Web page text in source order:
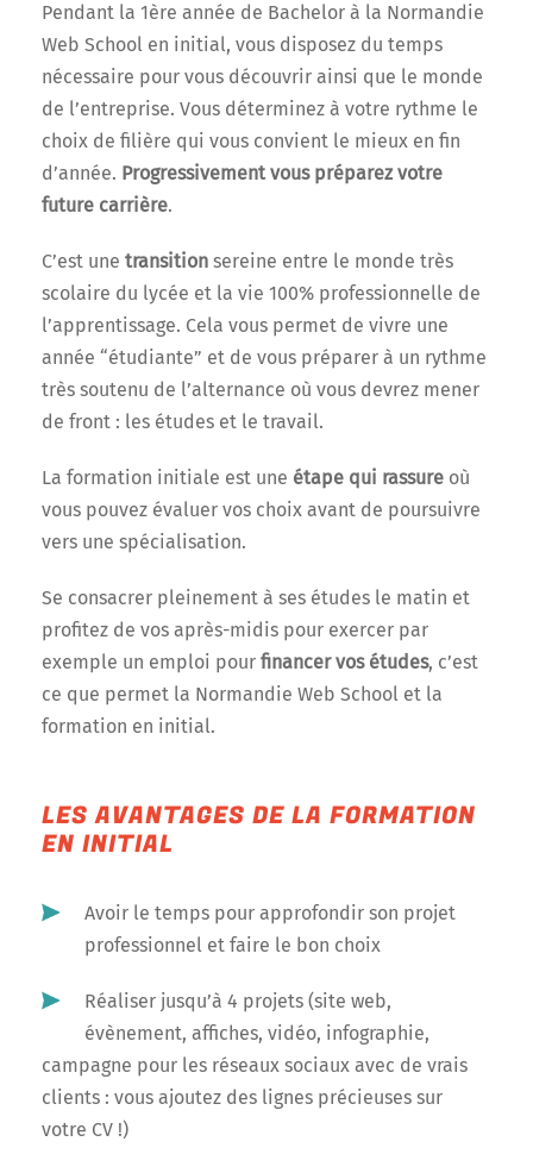
Pendant la 1ère année de Bachelor à la Normandie
Web School en initial, vous disposez du temps
nécessaire pour vous découvrir ainsi que le monde
de l’entreprise. Vous déterminez à votre rythme le
choix de filière qui vous convient le mieux en fin
d’année. Progressivement vous préparez votre
future carrière.
C’est une transition sereine entre le monde très
scolaire du lycée et la vie 100% professionnelle de
l’apprentissage. Cela vous permet de vivre une
année “étudiante” et de vous préparer à un rythme
très soutenu de l’alternance où vous devrez mener
de front : les études et le travail.
La formation initiale est une étape qui rassure où
vous pouvez évaluer vos choix avant de poursuivre
vers une spécialisation.
Se consacrer pleinement à ses études le matin et
profitez de vos après-midis pour exercer par
exemple un emploi pour financer vos études, c’est
ce que permet la Normandie Web School et la
formation en initial.
LES AVANTAGES DE LA FORMATION
EN INITIAL
Avoir le temps pour approfondir son projet
professionnel et faire le bon choix
Réaliser jusqu’à 4 projets (site web,
évènement, affiches, vidéo, infographie,
campagne pour les réseaux sociaux avec de vrais
clients : vous ajoutez des lignes précieuses sur
votre CV !)